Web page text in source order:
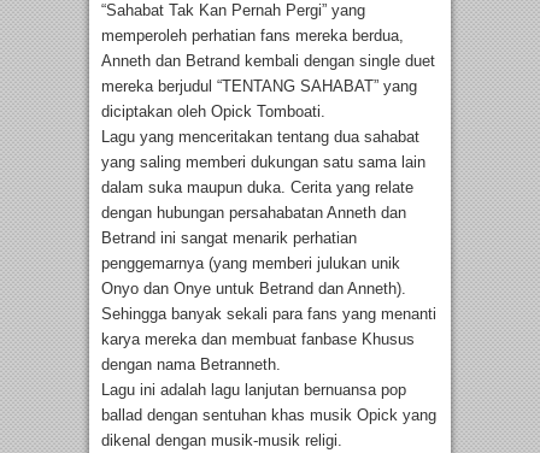
“Sahabat Tak Kan Pernah Pergi” yang
memperoleh perhatian fans mereka berdua,
Anneth dan Betrand kembali dengan single duet
mereka berjudul “TENTANG SAHABAT” yang
diciptakan oleh Opick Tomboati.
Lagu yang menceritakan tentang dua sahabat
yang saling memberi dukungan satu sama lain
dalam suka maupun duka. Cerita yang relate
dengan hubungan persahabatan Anneth dan
Betrand ini sangat menarik perhatian
penggemarnya (yang memberi julukan unik
Onyo dan Onye untuk Betrand dan Anneth).
Sehingga banyak sekali para fans yang menanti
karya mereka dan membuat fanbase Khusus
dengan nama Betranneth.
Lagu ini adalah lagu lanjutan bernuansa pop
ballad dengan sentuhan khas musik Opick yang
dikenal dengan musik-musik religi.